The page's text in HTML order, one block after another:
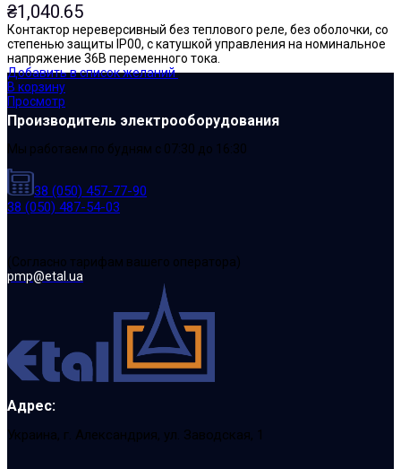
₴1,040.65
Контактор нереверсивный без теплового реле, без оболочки, со
степенью защиты IP00, с катушкой управления на номинальное
напряжение 36В переменного тока.
Добавить в список желаний
В корзину
Просмотр
Производитель электрооборудования
Мы работаем по будням с 07:30 до 16:30
38 (050) 457-77-90
38 (050) 487-54-03
(Cогласно тарифам вашего оператора)
pmp@etal.ua
Адрес:
Украина, г. Александрия, ул. Заводская, 1